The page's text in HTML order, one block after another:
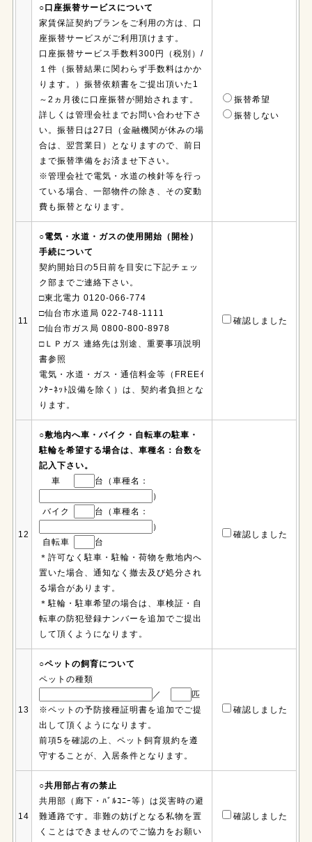
○口座振替サービスについて
家賃保証契約プランをご利用の方は、口
座振替サービスがご利用頂けます。
口座振替サービス手数料300円（税別）/
１件（振替結果に関わらず手数料はかか
ります。）振替依頼書をご提出頂いた1
～2ヵ月後に口座振替が開始されます。
詳しくは管理会社までお問い合わせ下さ
い。振替日は27日（金融機関が休みの場
合は、翌営業日）となりますので、前日
まで振替準備をお済ませ下さい。
※管理会社で電気・水道の検針等を行っ
ている場合、一部物件の除き、その変動
費も振替となります。
振替希望
振替しない
11
○電気・水道・ガスの使用開始（開栓）
手続について
契約開始日の5日前を目安に下記チェッ
ク部までご連絡下さい。
□東北電力 0120-066-774
□仙台市水道局 022-748-1111
□仙台市ガス局 0800-800-8978
□ＬＰガス 連絡先は別途、重要事項説明
書参照
電気・水道・ガス・通信料金等（FREEｲ
ﾝﾀｰﾈｯﾄ設備を除く）は、契約者負担とな
ります。
確認しました
12
○敷地内へ車・バイク・自転車の駐車・
駐輪を希望する場合は、車種名：台数を
記入下さい。
車
台（車種名：
）
バイク
台（車種名：
）
自転車
台
＊許可なく駐車・駐輪・荷物を敷地内へ
置いた場合、通知なく撤去及び処分され
る場合があります。
＊駐輪・駐車希望の場合は、車検証・自
転車の防犯登録ナンバーを追加でご提出
して頂くようになります。
確認しました
13
○ペットの飼育について
ペットの種類
／
匹
※ペットの予防接種証明書を追加でご提
出して頂くようになります。
前項5を確認の上、ペット飼育規約を遵
守することが、入居条件となります。
確認しました
14
○共用部占有の禁止
共用部（廊下・ﾊﾞﾙｺﾆｰ等）は災害時の避
難通路です。非難の妨げとなる私物を置
くことはできませんのでご協力をお願い
確認しました